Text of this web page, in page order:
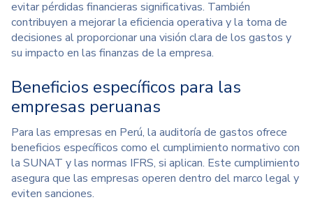
evitar pérdidas financieras significativas. También
contribuyen a mejorar la eficiencia operativa y la toma de
decisiones al proporcionar una visión clara de los gastos y
su impacto en las finanzas de la empresa.
Beneficios específicos para las
empresas peruanas
Para las empresas en Perú, la auditoría de gastos ofrece
beneficios específicos como el cumplimiento normativo con
la SUNAT y las normas IFRS, si aplican. Este cumplimiento
asegura que las empresas operen dentro del marco legal y
eviten sanciones.